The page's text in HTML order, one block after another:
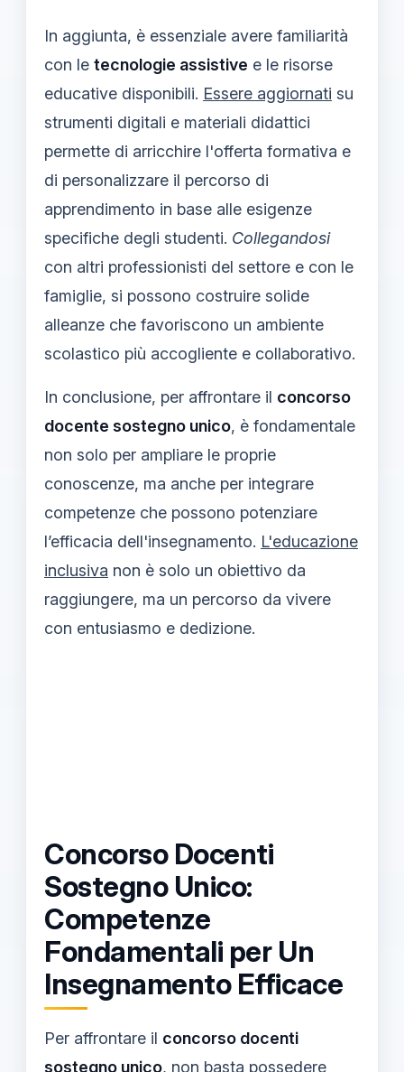
In aggiunta, è essenziale avere familiarità
con le tecnologie assistive e le risorse
educative disponibili. Essere aggiornati su
strumenti digitali e materiali didattici
permette di arricchire l'offerta formativa e
di personalizzare il percorso di
apprendimento in base alle esigenze
specifiche degli studenti. Collegandosi
con altri professionisti del settore e con le
famiglie, si possono costruire solide
alleanze che favoriscono un ambiente
scolastico più accogliente e collaborativo.
In conclusione, per affrontare il concorso
docente sostegno unico, è fondamentale
non solo per ampliare le proprie
conoscenze, ma anche per integrare
competenze che possono potenziare
l’efficacia dell'insegnamento. L'educazione
inclusiva non è solo un obiettivo da
raggiungere, ma un percorso da vivere
con entusiasmo e dedizione.
Concorso Docenti
Sostegno Unico:
Competenze
Fondamentali per Un
Insegnamento Efficace
Per affrontare il concorso docenti
sostegno unico, non basta possedere